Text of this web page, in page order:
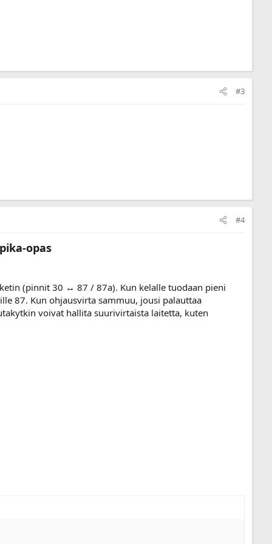
#3
#4
opas
(pinnit 30 ↔ 87 / 87a). Kun kelalle tuodaan pieni
87. Kun ohjausvirta sammuu, jousi palauttaa
voivat hallita suurivirtaista laitetta, kuten